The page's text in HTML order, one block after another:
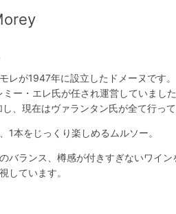
レが1947年に設立したドメーヌです。
ー・エレ氏が任され運営していました
、現在はヴァランタン氏が全て行って
1本をじっくり楽しめるムルソー。
バランス、樽感が付きすぎないワイ
しています。